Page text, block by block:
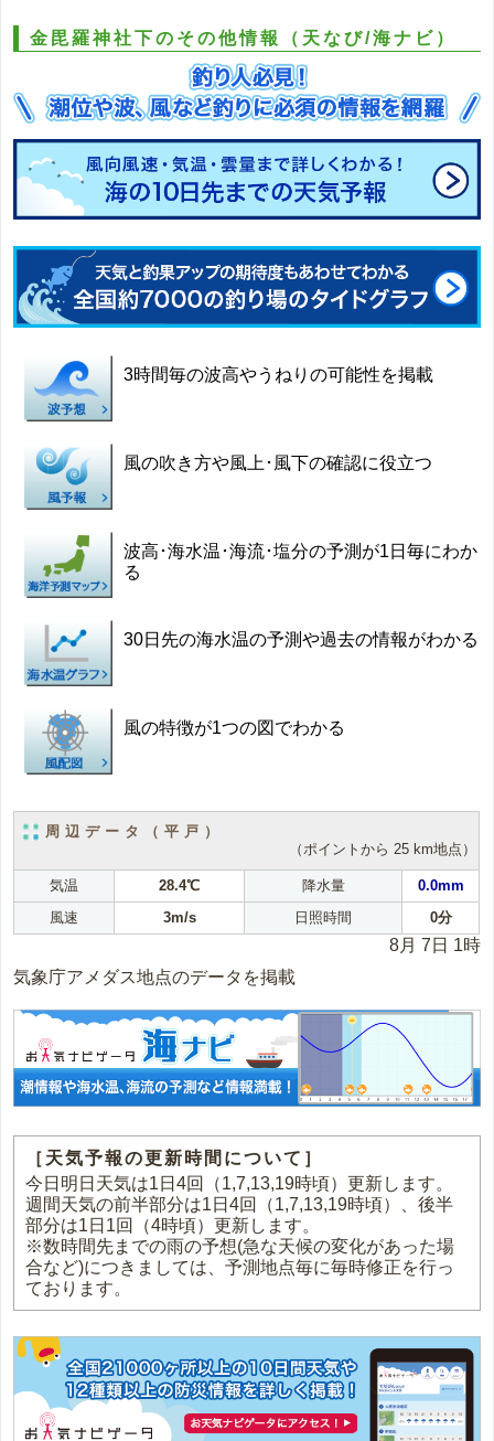
金毘羅神社下のその他情報（天なび/海ナビ）
3時間毎の波高やうねりの可能性を掲載
風の吹き方や風上･風下の確認に役立つ
波高･海水温･海流･塩分の予測が1日毎にわか
る
30日先の海水温の予測や過去の情報がわかる
風の特徴が1つの図でわかる
周辺データ（平戸）
（ポイントから 25 km地点）
気温 28.4℃ 降水量
0.0mm
風速
3m/s 日照時間 0分
8月 7日 1時
気象庁アメダス地点のデータを掲載
［天気予報の更新時間について］
今日明日天気は1日4回（1,7,13,19時頃）更新します。
週間天気の前半部分は1日4回（1,7,13,19時頃）、後半
部分は1日1回（4時頃）更新します。
※数時間先までの雨の予想(急な天候の変化があった場
合など)につきましては、予測地点毎に毎時修正を行っ
ております。